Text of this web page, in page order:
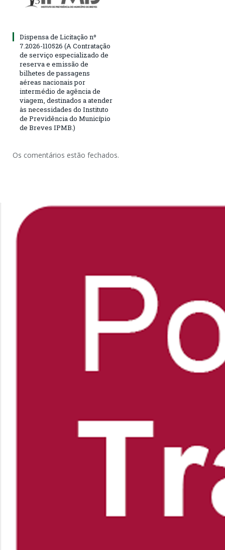
Dispensa de Licitação nº
7.2026-110526 (A Contratação
de serviço especializado de
reserva e emissão de
bilhetes de passagens
aéreas nacionais por
intermédio de agência de
viagem, destinados a atender
às necessidades do Instituto
de Previdência do Município
de Breves IPMB.)
Os comentários estão fechados.